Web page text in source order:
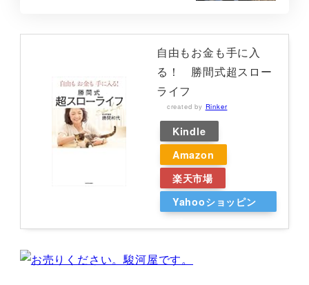
自由もお金も手に入
る！ 勝間式超スロー
ライフ
created by Rinker
Kindle
Amazon
楽天市場
Yahooショッピン